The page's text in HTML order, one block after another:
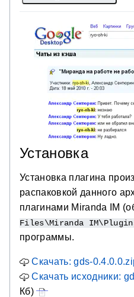
Установка
Установка плагина
распаковкой данного
плагинами Miranda IM
Files\Miranda
программы.
Скачать: gds-
Скачать исходники:
Кб)